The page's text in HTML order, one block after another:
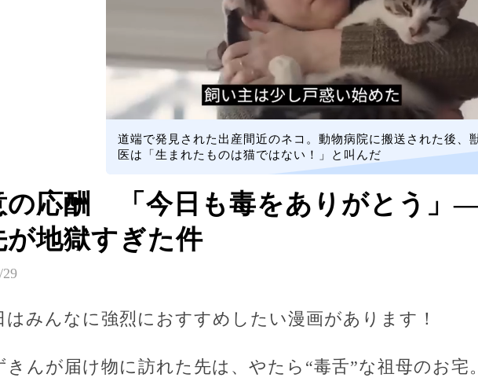
道端で発見された出産間近のネコ。動物病院に搬送された後、
医は「生まれたものは猫ではない！」と叫んだ
の応酬 「今日も毒をありがとう」
が地獄すぎた件
29
みんなに強烈におすすめしたい漫画があります！
んが届け物に訪れた先は、やたら“毒舌”な祖母のお宅